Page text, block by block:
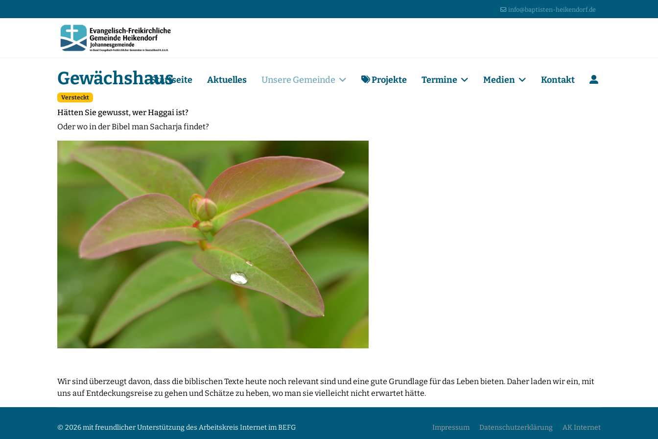
info@baptisten-heikendorf.de
Startseite Aktuelles Unsere Gemeinde Projekte Termine Medien Kontakt
Gewächshaus
Versteckt
Hätten Sie gewusst, wer Haggai ist?
Oder wo in der Bibel man Sacharja findet?
Wir sind überzeugt davon, dass die biblischen Texte heute noch relevant sind und eine gute Grundlage für das Leben bieten. Daher laden wir ein, mit
uns auf Entdeckungsreise zu gehen und Schätze zu heben, wo man sie vielleicht nicht erwartet hätte.
© 2026 mit freundlicher Unterstützung des Arbeitskreis Internet im BEFG Impressum Datenschutzerklärung AK Internet